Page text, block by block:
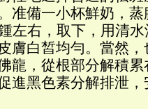
准備一小杯鮮奶，
左右，取下，用清
膚白皙均勻。當然
龍，從根部分解積
進黑色素分解排泄